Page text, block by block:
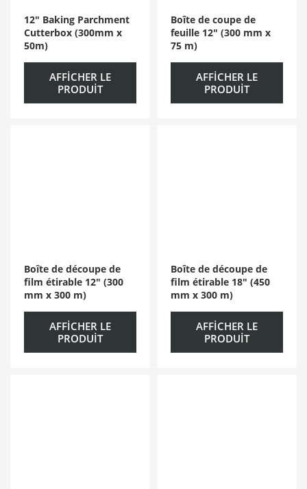
12″ Baking Parchment
Cutterbox (300mm x
50m)
AFFICHER LE
PRODUIT
Boîte de coupe de
feuille 12″ (300 mm x
75 m)
AFFICHER LE
PRODUIT
Boîte de découpe de
film étirable 12″ (300
mm x 300 m)
AFFICHER LE
PRODUIT
Boîte de découpe de
film étirable 18″ (450
mm x 300 m)
AFFICHER LE
PRODUIT